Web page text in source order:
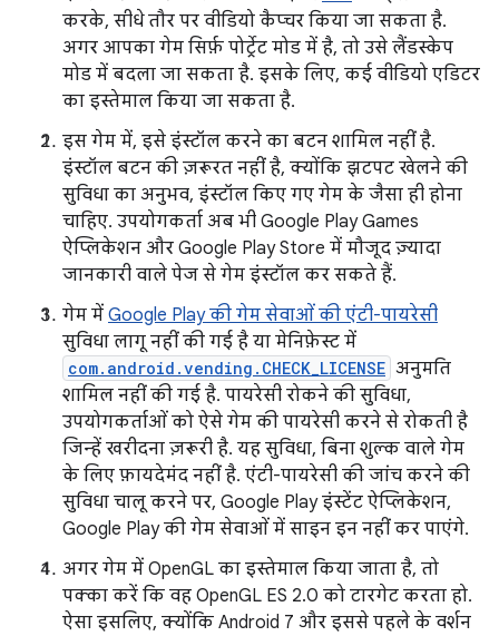
करके, सीधे तौर पर वीडियो कैप्चर किया जा सकता है.
अगर आपका गेम सिर्फ़ पोर्ट्रेट मोड में है, तो उसे लैंडस्केप
मोड में बदला जा सकता है. इसके लिए, कई वीडियो एडिटर
का इस्तेमाल किया जा सकता है.
इस गेम में, इसे इंस्टॉल करने का बटन शामिल नहीं है.
इंस्टॉल बटन की ज़रूरत नहीं है, क्योंकि झटपट खेलने की
सुविधा का अनुभव, इंस्टॉल किए गए गेम के जैसा ही होना
चाहिए. उपयोगकर्ता अब भी Google Play Games
ऐप्लिकेशन और Google Play Store में मौजूद ज़्यादा
जानकारी वाले पेज से गेम इंस्टॉल कर सकते हैं.
गेम में Google Play की गेम सेवाओं की एंटी-पायरेसी
सुविधा लागू नहीं की गई है या मेनिफ़ेस्ट में
com.android.vending.CHECK_LICENSE अनुमति
शामिल नहीं की गई है. पायरेसी रोकने की सुविधा,
उपयोगकर्ताओं को ऐसे गेम की पायरेसी करने से रोकती है
जिन्हें खरीदना ज़रूरी है. यह सुविधा, बिना शुल्क वाले गेम
के लिए फ़ायदेमंद नहीं है. एंटी-पायरेसी की जांच करने की
सुविधा चालू करने पर, Google Play इंस्टेंट ऐप्लिकेशन,
Google Play की गेम सेवाओं में साइन इन नहीं कर पाएंगे.
अगर गेम में OpenGL का इस्तेमाल किया जाता है, तो
पक्का करें कि वह OpenGL ES 2.0 को टारगेट करता हो.
ऐसा इसलिए, क्योंकि Android 7 और इससे पहले के वर्शन